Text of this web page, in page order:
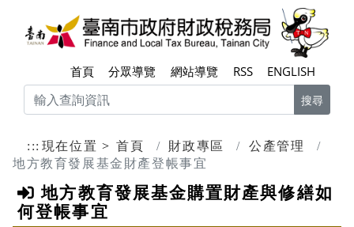
跳到主要內容區塊
首頁 分眾導覽 網站導覽 RSS ENGLISH
搜尋
::: 現在位置 首頁 財政專區
公產管理
地方教育發展基金財產登帳事宜
地方教育發展基金購置財產與修繕如
何登帳事宜